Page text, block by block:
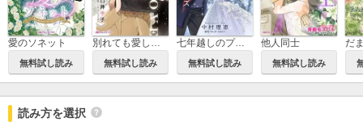
愛のソネット
無料試し読み
別れても愛しくて
無料試し読み
七年越しのプロポーズ
無料試し読み
他人同士
無料試し読み
読み方を選択